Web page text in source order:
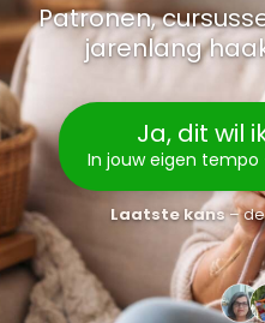
Patronen,
jarenlang
Ja, dit wil
In jouw eigen
Laatste kans–